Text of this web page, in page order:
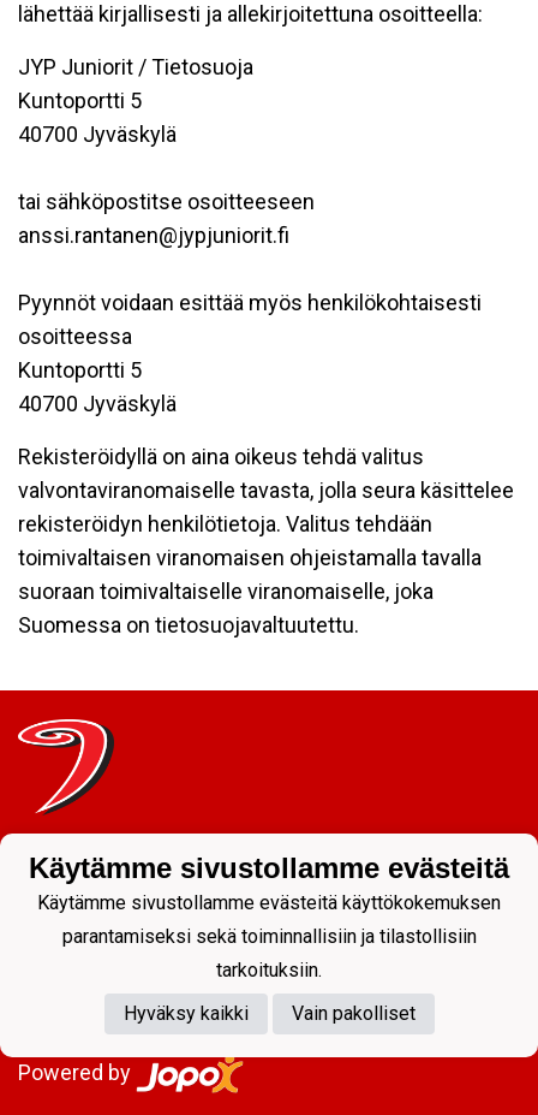
lähettää kirjallisesti ja allekirjoitettuna osoitteella:
JYP Juniorit / Tietosuoja
Kuntoportti 5
40700 Jyväskylä
tai sähköpostitse osoitteeseen
anssi.rantanen@jypjuniorit.fi
Pyynnöt voidaan esittää myös henkilökohtaisesti
osoitteessa
Kuntoportti 5
40700 Jyväskylä
Rekisteröidyllä on aina oikeus tehdä valitus
valvontaviranomaiselle tavasta, jolla seura käsittelee
rekisteröidyn henkilötietoja. Valitus tehdään
toimivaltaisen viranomaisen ohjeistamalla tavalla
suoraan toimivaltaiselle viranomaiselle, joka
Suomessa on tietosuojavaltuutettu.
JYP Juniorit ry
Kuntoportti 5 | 40700 JYVÄSKYLÄ |
Powered by
Käytämme sivustollamme evästeitä
Käytämme sivustollamme evästeitä käyttökokemuksen
parantamiseksi sekä toiminnallisiin ja tilastollisiin
tarkoituksiin.
Hyväksy kaikki
Vain pakolliset